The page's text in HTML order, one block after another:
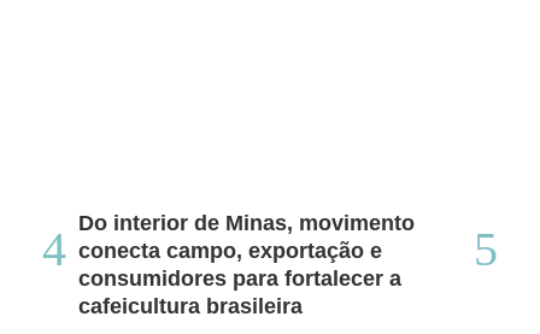
Do interior de Minas, movimento
conecta campo, exportação e
consumidores para fortalecer a
cafeicultura brasileira